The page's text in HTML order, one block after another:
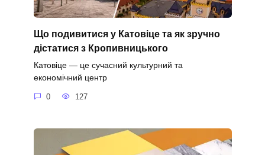
Що подивитися у Катовіце та як зручно
дістатися з Кропивницького
Катовіце — це сучасний культурний та
економічний центр
0 127